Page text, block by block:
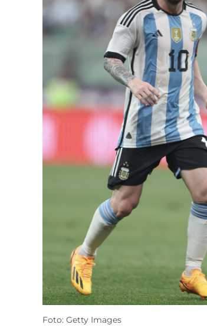
Foto: Getty Images